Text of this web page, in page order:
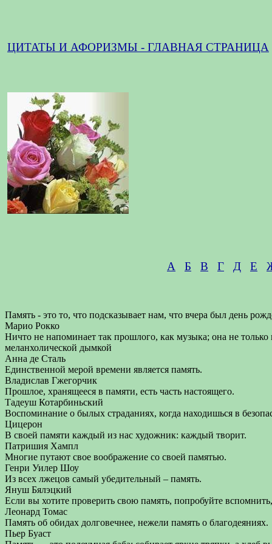
ЦИТАТЫ И АФОРИЗМЫ - ГЛАВНАЯ СТРАНИЦА
А Б В Г Д Е
Память - это то, что подсказывает нам, что вчера был день
Марио Рокко
Ничто не напоминает так прошлого, как музыка; она не
меланхолической дымкой
Анна де Сталь
Единственной мерой времени является память.
Владислав Гжегорчик
Прошлое, хранящееся в памяти, есть часть настоящего.
Тадеуш Котарбиньский
Воспоминание о былых страданиях, когда находишься в
Цицерон
В своей памяти каждый из нас художник: каждый творит.
Патришия Хампл
Многие путают свое воображение со своей памятью.
Генри Уилер Шоу
Из всех лжецов самый убедительный – память.
Януш Бялэцкий
Если вы хотите проверить свою память, попробуйте
Леонард Томас
Память об обидах долговечнее, нежели память о благодеяниях.
Пьер Буаст